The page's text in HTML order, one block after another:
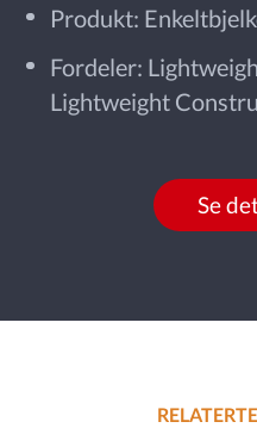
Produkt:
Fordeler:
Lightweight
Se